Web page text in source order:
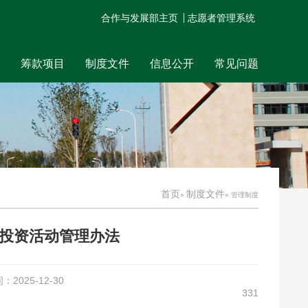
合作与发展部主页 志愿者管理系统
筹款项目 制度文件 信息公开 常见问题
首页» 制度文件» 管理制度
资活动管理办法
2025-12-30
331